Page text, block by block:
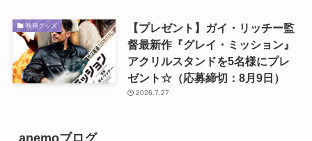
映画グッズ
【プレゼント】ガイ・リッチー監
督最新作『グレイ・ミッション』
アクリルスタンドを5名様にプレ
ゼント☆（応募締切：8月9日）
2026.7.27